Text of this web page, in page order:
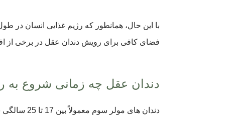
با این حال، همانطور که رژیم غذایی انسان در
فضای کافی برای رویش دندان عقل در برخی از
دندان عقل چه زمانی شروع به
دندان